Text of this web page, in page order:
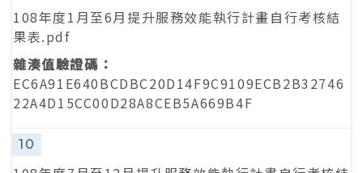
108年度1月至6月提升服務效能執行計畫自行考核結
果表.pdf
EC6A91E640BCDBC20D14F9C9109ECB2B32746
22A4D15CC00D28A8CEB5A669B4F
10